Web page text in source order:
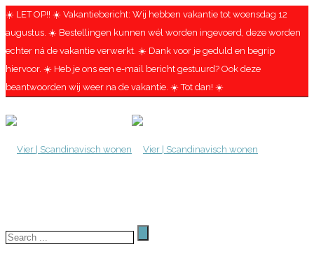
☀️ LET OP!! ☀️ Vakantiebericht: Wij hebben vakantie tot woensdag 12
augustus. ☀️ Bestellingen kunnen wél worden ingevoerd, deze worden
echter ná de vakantie verwerkt. ☀️ Dank voor je geduld en begrip
hiervoor. ☀️ Heb je ons een e-mail bericht gestuurd? Ook deze
beantwoorden wij weer na de vakantie. ☀️ Tot dan! ☀️